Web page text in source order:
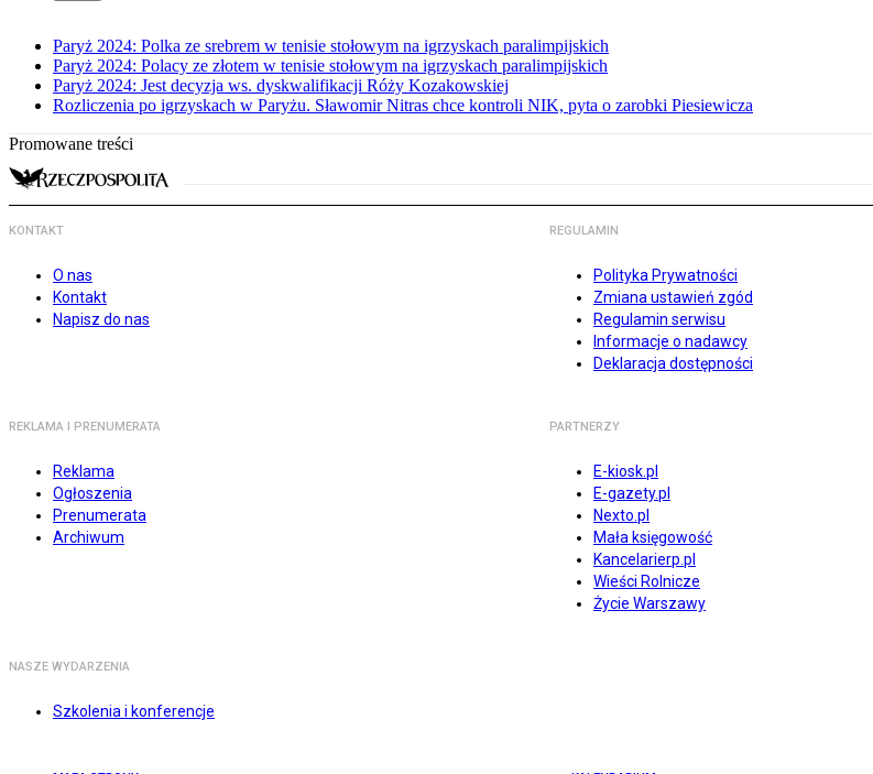
Paryż 2024: Polka ze srebrem w tenisie stołowym na igrzyskach paralimpijskich
Paryż 2024: Polacy ze złotem w tenisie stołowym na igrzyskach paralimpijskich
Paryż 2024: Jest decyzja ws. dyskwalifikacji Róży Kozakowskiej
Rozliczenia po igrzyskach w Paryżu. Sławomir Nitras chce kontroli NIK, pyta o zarobki Piesiewicza
Promowane treści
KONTAKT
O nas
Kontakt
Napisz do nas
REGULAMIN
Polityka Prywatności
Zmiana ustawień zgód
Regulamin serwisu
Informacje o nadawcy
Deklaracja dostępności
REKLAMA I PRENUMERATA
Reklama
Ogłoszenia
Prenumerata
Archiwum
PARTNERZY
E-kiosk.pl
E-gazety.pl
Nexto.pl
Mała księgowość
Kancelarierp.pl
Wieści Rolnicze
Życie Warszawy
NASZE WYDARZENIA
Szkolenia i konferencje